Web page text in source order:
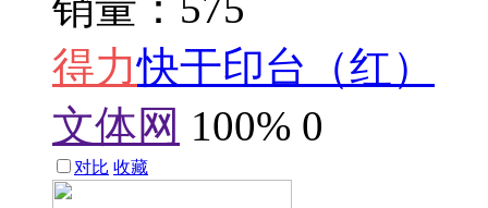
得力快干印台（红）
文体网 100% 0
对比 收藏